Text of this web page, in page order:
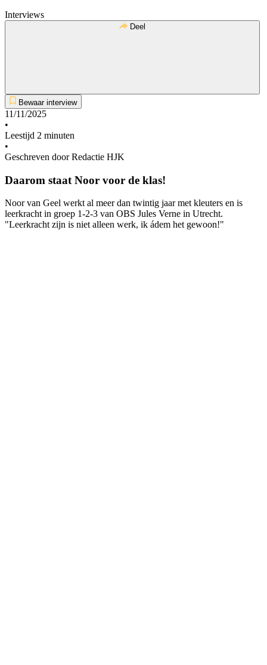
Interviews
Deel
Bewaar interview
11/11/2025
•
Leestijd 2 minuten
•
Geschreven door Redactie HJK
Daarom staat Noor voor de klas!
Noor van Geel werkt al meer dan twintig jaar met kleuters en is
leerkracht in groep 1-2-3 van OBS Jules Verne in Utrecht.
"Leerkracht zijn is niet alleen werk, ik ádem het gewoon!"